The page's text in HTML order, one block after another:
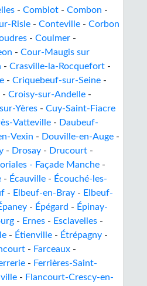
- Comblot - Combon -
Risle - Conteville - Corbon
- Coulmer -
- Cour-Maugis sur
- Crasville-la-Rocquefort -
- Criquebeuf-sur-Seine -
- Croisy-sur-Andelle -
Yères - Cuy-Saint-Fiacre
Vatteville - Daubeuf-
Vexin - Douville-en-Auge -
- Drosay - Drucourt -
- Façade Manche -
- Écauville - Écouché-les-
- Elbeuf-en-Bray - Elbeuf-
- Épégard - Épinay-
- Ernes - Esclavelles -
- Étienville - Étrépagny -
- Farceaux -
- Ferrières-Saint-
- Flancourt-Crescy-en-